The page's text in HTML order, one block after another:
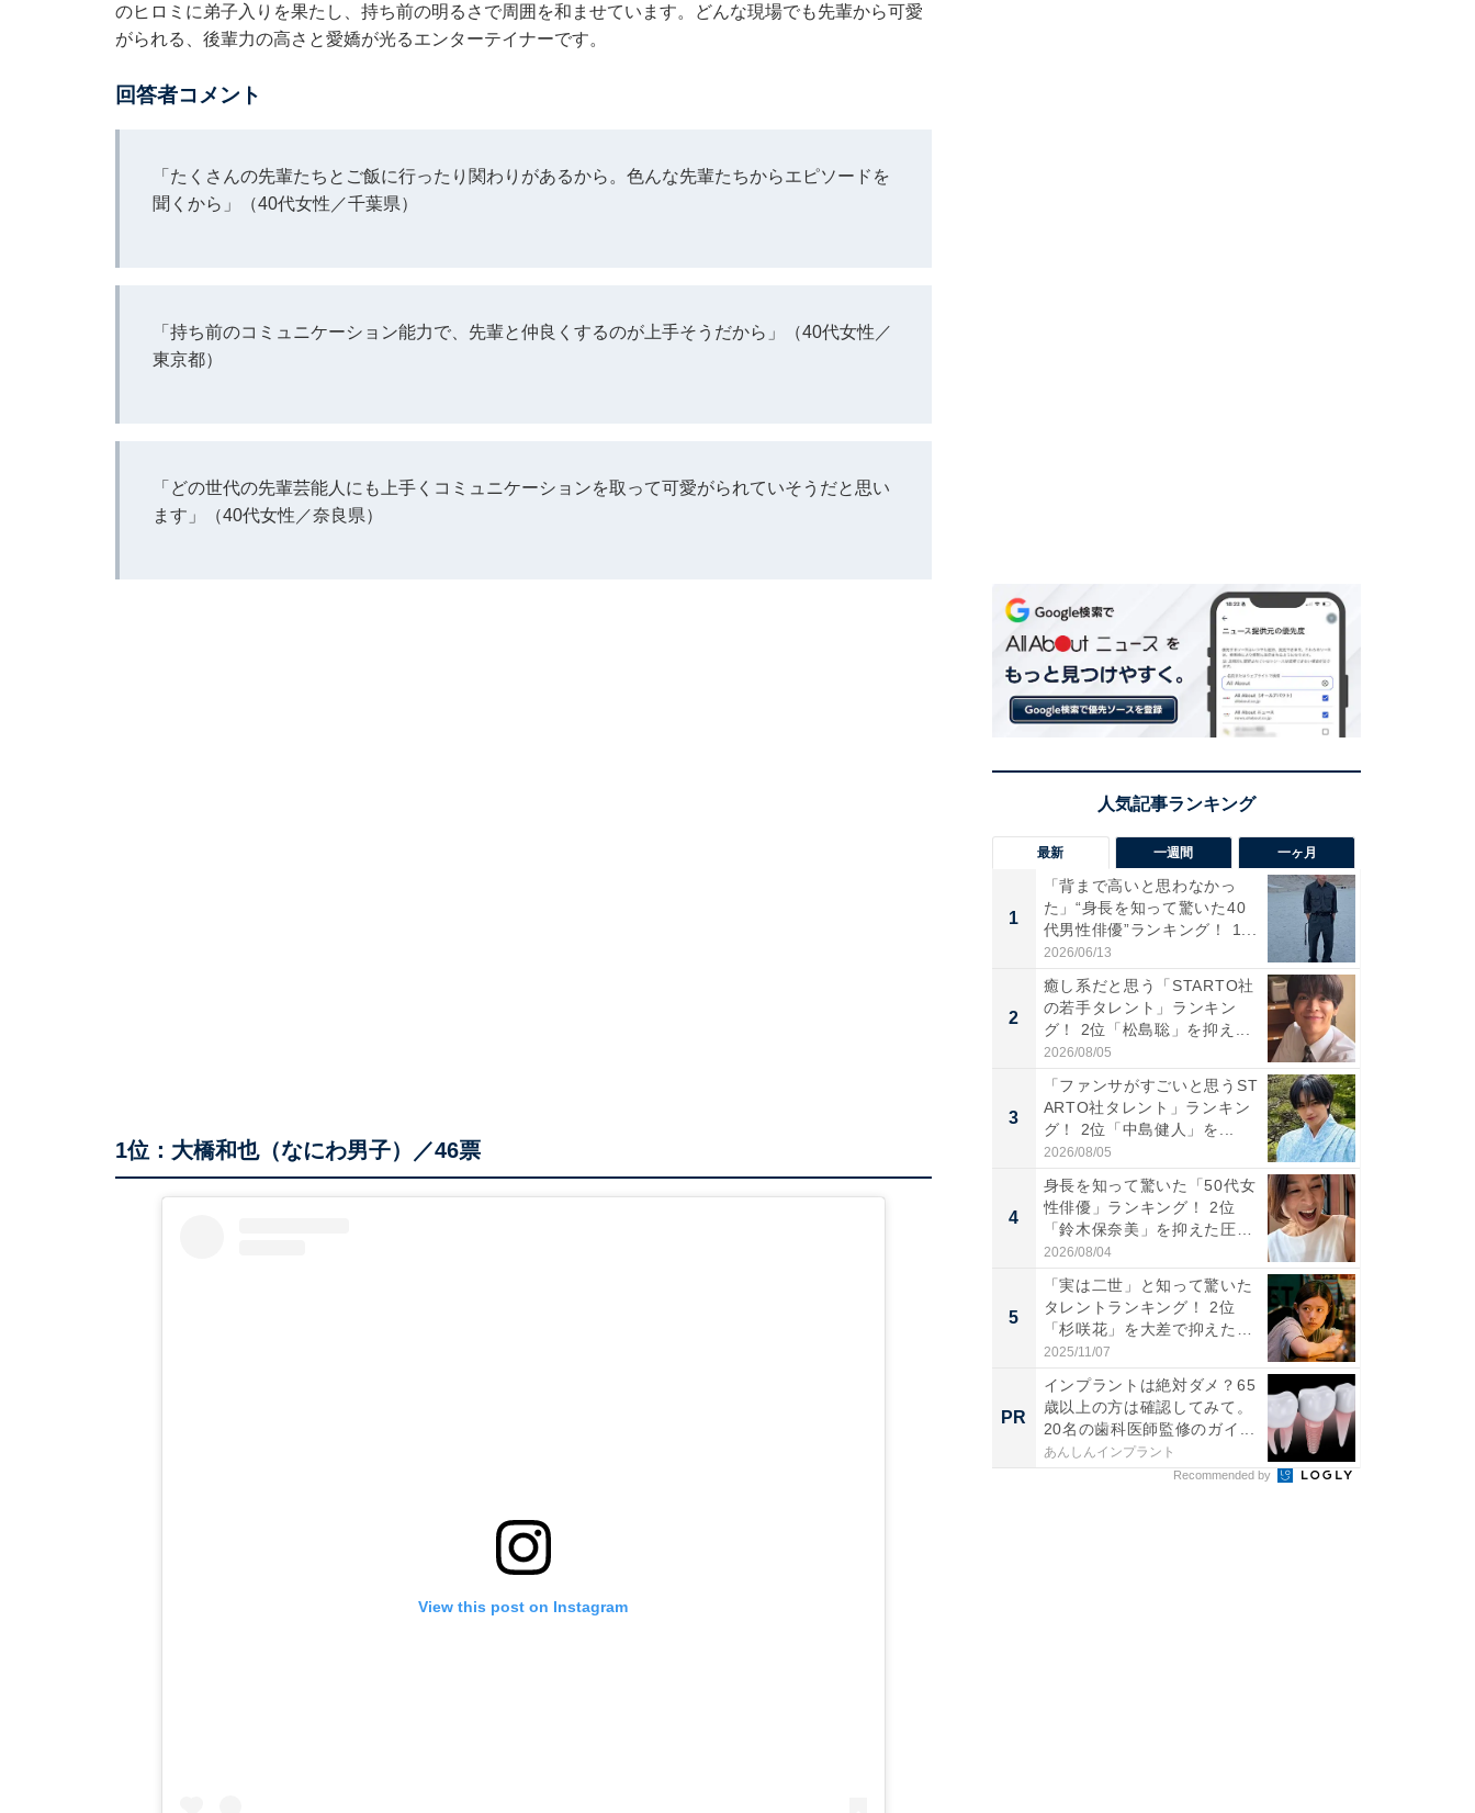
のヒロミに弟子入りを果たし、持ち前の明るさで周囲を和ませています。どんな現場でも先輩から可愛
がられる、後輩力の高さと愛嬌が光るエンターテイナーです。
回答者コメント
「たくさんの先輩たちとご飯に行ったり関わりがあるから。色んな先輩たちからエピソードを
聞くから」（40代女性／千葉県）
「持ち前のコミュニケーション能力で、先輩と仲良くするのが上手そうだから」（40代女性／
東京都）
「どの世代の先輩芸能人にも上手くコミュニケーションを取って可愛がられていそうだと思い
ます」（40代女性／奈良県）
1位：大橋和也（なにわ男子）／46票
View this post on Instagram
最新 一週間 一ヶ月
1
「背まで高いと思わなかっ
た」“身長を知って驚いた40
代男性俳優”ランキング！ 1...
2026/06/13
2
癒し系だと思う「STARTO社
の若手タレント」ランキン
グ！ 2位「松島聡」を抑え...
2026/08/05
3
「ファンサがすごいと思うST
ARTO社タレント」ランキン
グ！ 2位「中島健人」を...
2026/08/05
4
身長を知って驚いた「50代女
性俳優」ランキング！ 2位
「鈴木保奈美」を抑えた圧
倒...
2026/08/04
5
「実は二世」と知って驚いた
タレントランキング！ 2位
「杉咲花」を大差で抑えた1
位...
2025/11/07
PR
インプラントは絶対ダメ？65
歳以上の方は確認してみて。
20名の歯科医師監修のガイ...
あんしんインプラント
Recommended by